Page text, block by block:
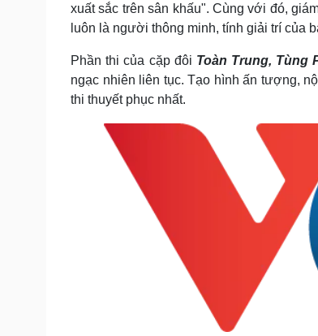
xuất sắc trên sân khấu". Cùng với đó,
luôn là người thông minh, tính giải trí của
Phần thi của cặp đôi Toàn Trung, Tùng
ngạc nhiên liên tục. Tạo hình ấn tượng,
thi thuyết phục nhất.